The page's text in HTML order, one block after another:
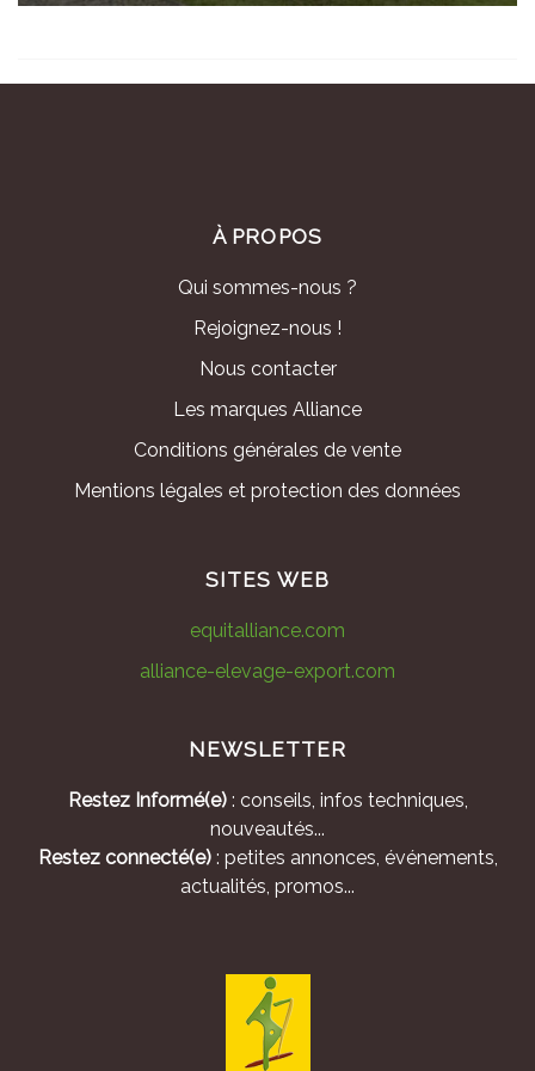
À PROPOS
Qui sommes-nous ?
Rejoignez-nous !
Nous contacter
Les marques Alliance
Conditions générales de vente
Mentions légales et protection des données
SITES WEB
equitalliance.com
alliance-elevage-export.com
NEWSLETTER
Restez Informé(e): conseils, infos techniques,
nouveautés...
Restez connecté(e): petites annonces, événements,
actualités, promos...